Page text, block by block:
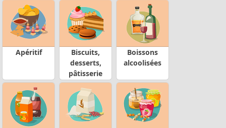
Apéritif
Biscuits,
desserts,
pâtisserie
Boissons
alcoolisées